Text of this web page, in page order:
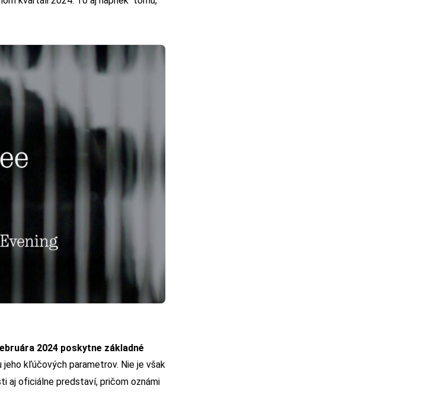
2024 poskytne základné
kľúčových parametrov. Nie je však
aj oficiálne predstaví, pričom oznámi